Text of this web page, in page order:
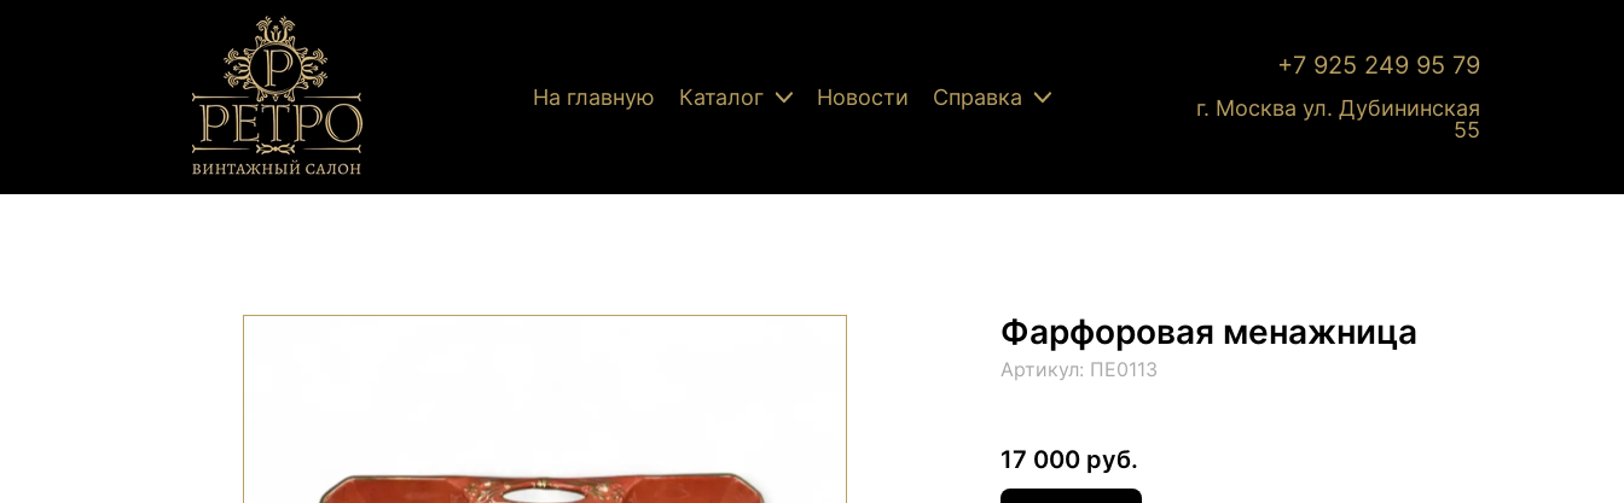
На главную Каталог Новости Справка
+7 925 249 95 79
г. Москва ул. Дубининская
55
Фарфоровая менажница
Артикул: ПЕ0113
17 000 руб.